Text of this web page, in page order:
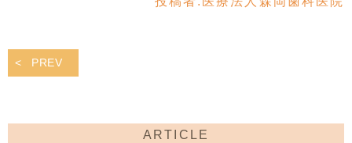
PREV
ARTICLE